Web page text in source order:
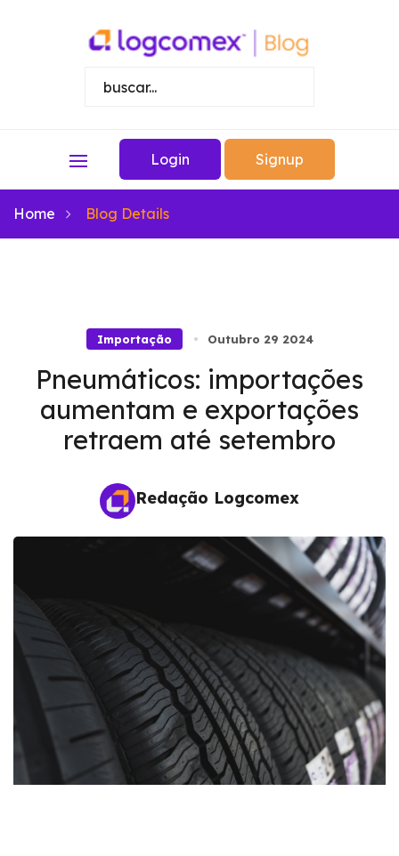
Login Signup
Home Blog Details
Importação Outubro 29 2024
Pneumáticos: importações
aumentam e exportações
retraem até setembro
Redação Logcomex